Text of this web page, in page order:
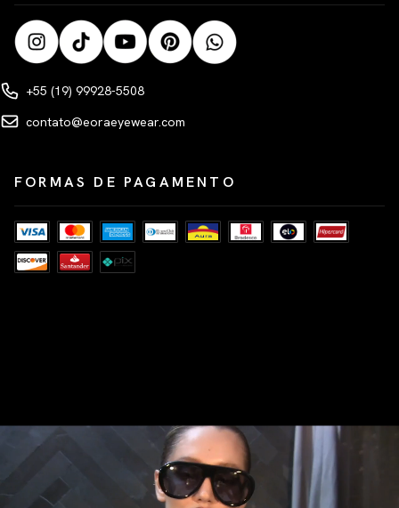
+55 (19) 99928-5508
contato@eoraeyewear.com
FORMAS DE PAGAMENTO